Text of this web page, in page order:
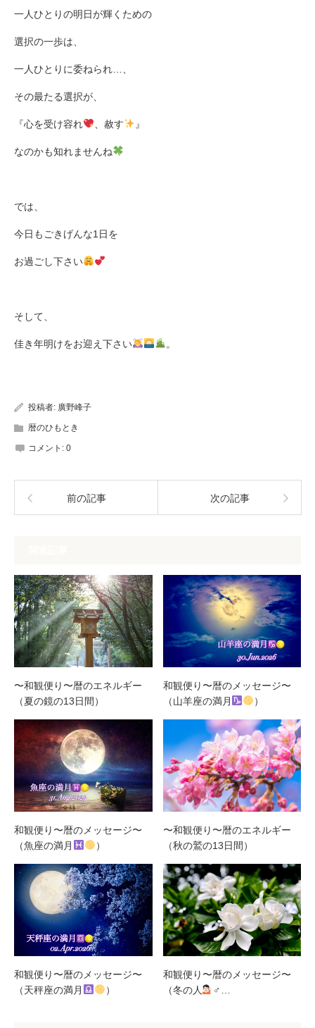
一人ひとりの明日が輝くための
選択の一歩は、
一人ひとりに委ねられ
その最たる選択が、
『心を受け容れ 、赦す 』
なのかも知れませんね
では、
今日もごきげんな1 日を
お過ごし下さい
そして、
佳き年明けをお迎え下さい 。
投稿者: 廣野峰子
暦のひもとき
コメント: 0
前の記事 次の記事
〜和観便り〜暦のエネルギー
（夏の鏡の13日間）
和観便り〜暦のメッセージ〜
（山羊座の満月
）
和観便り〜暦のメッセージ〜
（魚座の満月
）
〜和観便り〜暦のエネルギー
（秋の鷲の13日間）
和観便り〜暦のメッセージ〜
（天秤座の満月
）
和観便り〜暦のメッセージ〜
（冬の人
‍♂…